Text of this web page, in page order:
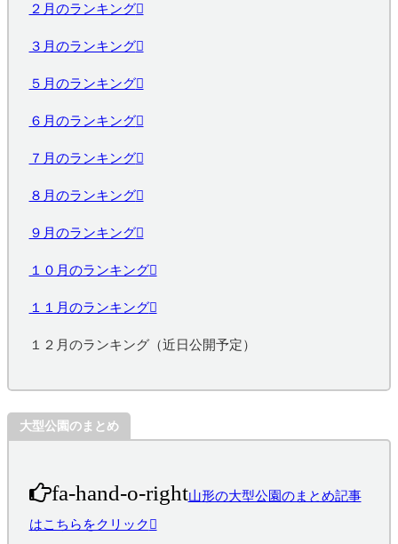
２月のランキング
３月のランキング
５月のランキング
６月のランキング
７月のランキング
８月のランキング
９月のランキング
１０月のランキング
１１月のランキング
１２月のランキング（近日公開予定）
大型公園のまとめ
fa-hand-o-right山形の大型公園のまとめ記事
はこちらをクリック